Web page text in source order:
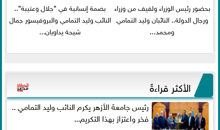
بحضور رئيس الوزراء ولفيف من وزراء
ورجال الدولة.. النائبان وليد التمامي
ومحمد...
بصمة إنسانية في ”جلال وعتيبة”..
النائب وليد التمامي والبروفيسور جمال
شيحة يداويان...
الأكثر قراءةً
رئيس جامعة الأزهر يكرم النائب وليد التمامي ..
فخر واعتزاز بهذا التكريم...